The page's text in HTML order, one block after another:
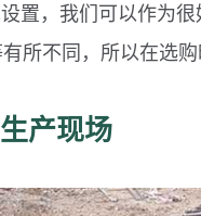
置，我们可以作为
所不同，所以在选购
产现场